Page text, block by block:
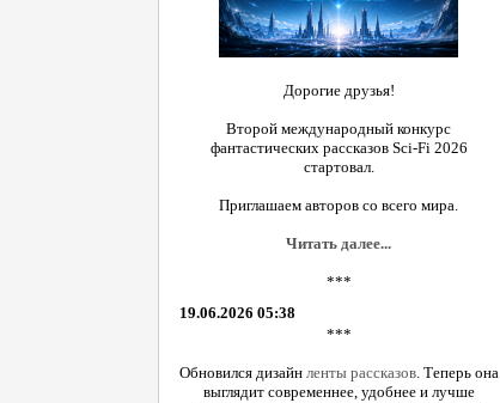
Дорогие друзья!
Второй международный конкурс
фантастических рассказов Sci-Fi 2026
стартовал.
Приглашаем авторов со всего мира.
Читать далее...
***
19.06.2026 05:38
***
Обновился дизайн ленты рассказов. Теперь она
выглядит современнее, удобнее и лучше